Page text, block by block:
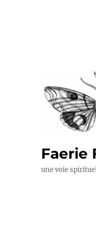
Faerie
une voie